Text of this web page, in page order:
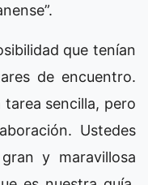
que tenían
de encuentro.
tarea sencilla, pero
Ustedes
y maravillosa